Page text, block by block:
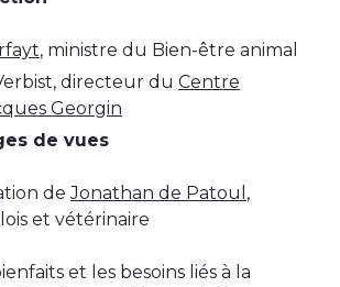
, ministre du Bien-être animal
directeur du Centre
Georgin
de vues
deJonathan de Patoul ,
et vétérinaire
et les besoins liés à la